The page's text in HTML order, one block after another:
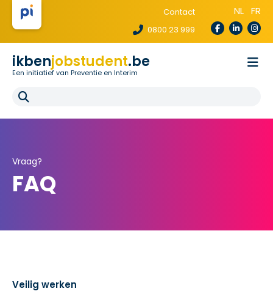
Contact
0800 23 999
NL FR
ikbenjobstudent.be
Een initiatief van Preventie en Interim
Voor uitzendbureaus
Vraag?
FAQ
Veilig werken